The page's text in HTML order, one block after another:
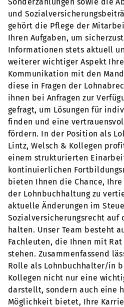
und
gehört die Pflege der
Ihren Aufgaben, um
Informationen stets aktuell
weiterer wichtiger Aspekt
Kommunikation mit den
diese in Fragen der
ihnen bei Anfragen zur
gefragt, um Lösungen für
finden und eine
fördern. In der Position als
Lintz, Welsch & Kollegen
einem strukturierten
kontinuierlichen
bieten Ihnen die Chance,
der Lohnbuchhaltung zu
aktuelle Änderungen im
Sozialversicherungsrecht auf
halten. Unser Team besteht
Fachleuten, die Ihnen mit
stehen. Zusammenfassend
Rolle als Lohnbuchhalter/in
Kollegen nicht nur eine
darstellt, sondern auch eine
Möglichkeit bietet, Ihre